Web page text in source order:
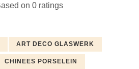
on 0 ratings
ART DECO GLASWERK
CHINEES PORSELEIN